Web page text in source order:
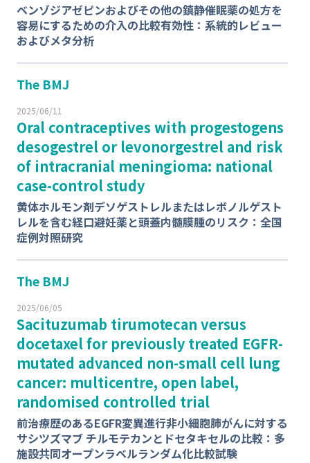
ベンゾジアゼピンおよびその他の鎮静催眠薬の処⽅を
容易にするための介⼊の⽐較有効性：系統的レビュー
およびメタ分析
The BMJ
2025/06/11
Oral contraceptives with progestogens
desogestrel or levonorgestrel and risk
of intracranial meningioma: national
case-control study
⻩体ホルモン剤デソゲストレルまたはレボノルゲスト
レルを含む経⼝避妊薬と頭蓋内髄膜腫のリスク：全国
症例対照研究
The BMJ
2025/06/05
Sacituzumab tirumotecan versus
docetaxel for previously treated EGFR-
mutated advanced non-small cell lung
cancer: multicentre, open label,
randomised controlled trial
前治療歴のあるEGFR変異進⾏⾮⼩細胞肺がんに対する
サシツズマブ チルモテカンとドセタキセルの⽐較：多
施設共同オープンラベルランダム化⽐較試験